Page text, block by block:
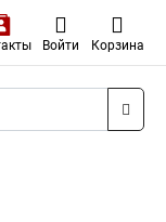
Войти Корзина